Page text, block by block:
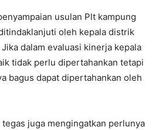
usulan Plt kampung
oleh kepala distrik
dalam evaluasi kinerja kepala
tidak perlu dipertahankan tetapi
bagus dapat dipertahankan oleh
juga mengingatkan perlunya